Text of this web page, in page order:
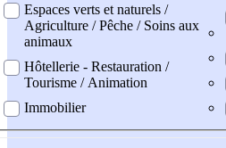
Espaces verts et naturels /
Agriculture / Pêche / Soins aux
animaux
Hôtellerie - Restauration /
Tourisme / Animation
Immobilier